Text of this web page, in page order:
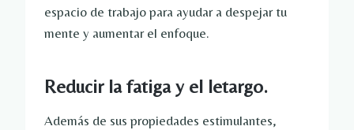
espacio de trabajo para ayudar a despejar tu
mente y aumentar el enfoque.
Reducir la fatiga y el letargo.
Además de sus propiedades estimulantes,